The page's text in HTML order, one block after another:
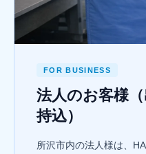
FOR BUSINESS
法人のお客様（
持込）
所沢市内の法人様は、